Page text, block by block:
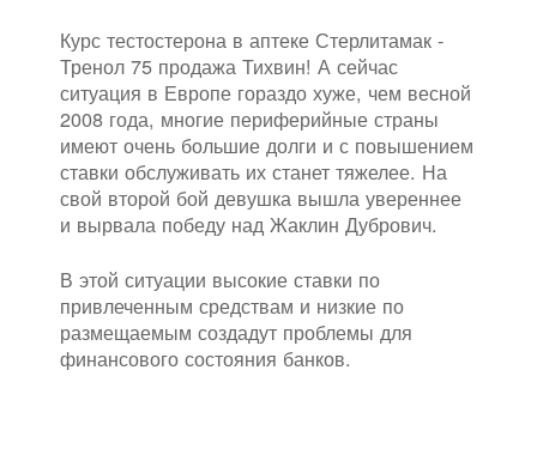
Курс тестостерона в аптеке Стерлитамак -
Тренол 75 продажа Тихвин! А сейчас
ситуация в Европе гораздо хуже, чем весной
2008 года, многие периферийные страны
имеют очень большие долги и с повышением
ставки обслуживать их станет тяжелее. На
свой второй бой девушка вышла увереннее
и вырвала победу над Жаклин Дубрович.
В этой ситуации высокие ставки по
привлеченным средствам и низкие по
размещаемым создадут проблемы для
финансового состояния банков.